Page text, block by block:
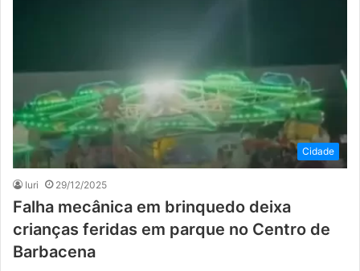
Cidade
Iuri 29/12/2025
Falha mecânica em brinquedo deixa
crianças feridas em parque no Centro de
Barbacena